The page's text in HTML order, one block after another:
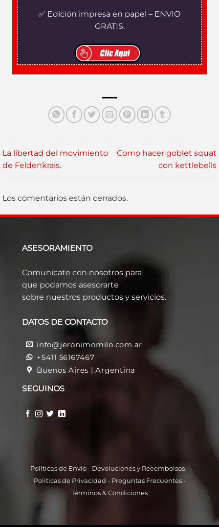
✅ Edición impresa en papel – ENVIO
GRATIS.
La libertad del movimiento
de Feldenkrais.
Como hacer goblet squat
con kettlebells
Los comentarios están cerrados.
ASESORAMIENTO
Comunícate con nosotros para
que podamos asesorarte
sobre nuestros productos y servicios.
DATOS DE CONTACTO
info@jeronimomilo.com.ar
+5411 56167467
Buenos Aires | Argentina
SEGUINOS
Políticas de Envío - Devoluciones y Reeembolsos -
Políticas de Privacidad - Preguntas Frecuentes-
Términos & Condiciones